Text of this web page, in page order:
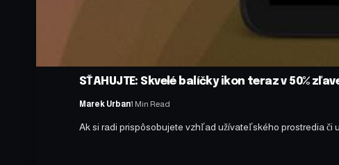
SŤAHUJTE: Skvelé balíčky ikon teraz v 50%
Marek Urban1 Min Read
Ak si radi prispôsobujete vzhľad užívateľského prostredia či